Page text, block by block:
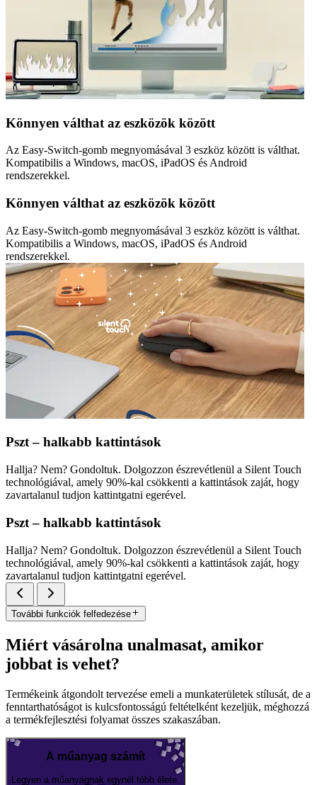
Könnyen válthat az eszközök között
Az Easy-Switch-gomb megnyomásával 3 eszköz között is válthat.
Kompatibilis a Windows, macOS, iPadOS és Android
rendszerekkel.
Könnyen válthat az eszközök között
Az Easy-Switch-gomb megnyomásával 3 eszköz között is válthat.
Kompatibilis a Windows, macOS, iPadOS és Android
rendszerekkel.
Pszt – halkabb kattintások
Hallja? Nem? Gondoltuk. Dolgozzon észrevétlenül a Silent Touch
technológiával, amely 90%-kal csökkenti a kattintások zaját, hogy
zavartalanul tudjon kattintgatni egerével.
Pszt – halkabb kattintások
Hallja? Nem? Gondoltuk. Dolgozzon észrevétlenül a Silent Touch
technológiával, amely 90%-kal csökkenti a kattintások zaját, hogy
zavartalanul tudjon kattintgatni egerével.
További funkciók felfedezése
Miért vásárolna unalmasat, amikor
jobbat is vehet?
Termékeink átgondolt tervezése emeli a munkaterületek stílusát, de a
fenntarthatóságot is kulcsfontosságú feltételként kezeljük, méghozzá
a termékfejlesztési folyamat összes szakaszában.
A műanyag számít
Legyen a műanyagnak egynél több élete.